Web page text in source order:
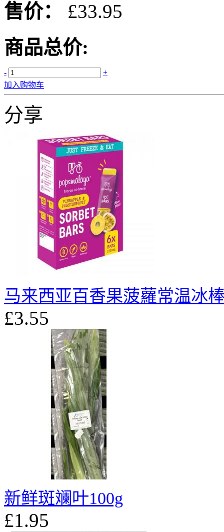
售价：
£33.95
商品总价:
-
+
加入购物车
分享
马来西亚百香果菠蘿常温冰
£3.55
新鲜斑斓叶100g
£1.95